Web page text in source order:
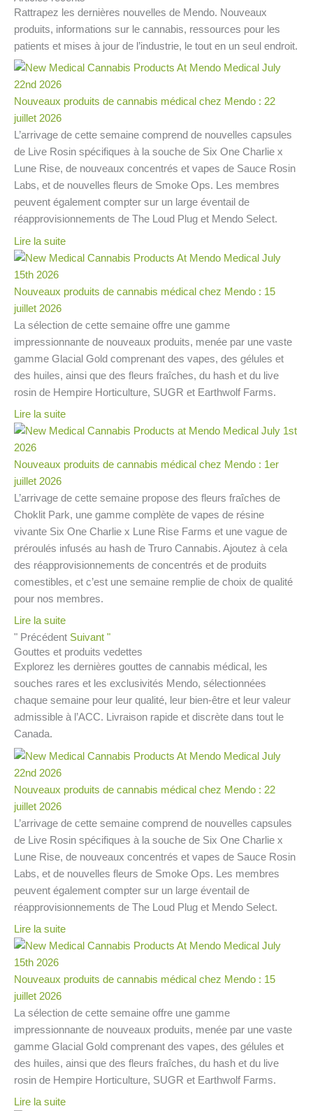
Rattrapez les dernières nouvelles de Mendo. Nouveaux
produits, informations sur le cannabis, ressources pour les
patients et mises à jour de l’industrie, le tout en un seul endroit.
Nouveaux produits de cannabis médical chez Mendo : 22
juillet 2026
L’arrivage de cette semaine comprend de nouvelles capsules
de Live Rosin spécifiques à la souche de Six One Charlie x
Lune Rise, de nouveaux concentrés et vapes de Sauce Rosin
Labs, et de nouvelles fleurs de Smoke Ops. Les membres
peuvent également compter sur un large éventail de
réapprovisionnements de The Loud Plug et Mendo Select.
Lire la suite
Nouveaux produits de cannabis médical chez Mendo : 15
juillet 2026
La sélection de cette semaine offre une gamme
impressionnante de nouveaux produits, menée par une vaste
gamme Glacial Gold comprenant des vapes, des gélules et
des huiles, ainsi que des fleurs fraîches, du hash et du live
rosin de Hempire Horticulture, SUGR et Earthwolf Farms.
Lire la suite
Nouveaux produits de cannabis médical chez Mendo : 1er
juillet 2026
L’arrivage de cette semaine propose des fleurs fraîches de
Choklit Park, une gamme complète de vapes de résine
vivante Six One Charlie x Lune Rise Farms et une vague de
préroulés infusés au hash de Truro Cannabis. Ajoutez à cela
des réapprovisionnements de concentrés et de produits
comestibles, et c’est une semaine remplie de choix de qualité
pour nos membres.
Lire la suite
" Précédent Suivant "
Gouttes et produits vedettes
Explorez les dernières gouttes de cannabis médical, les
souches rares et les exclusivités Mendo, sélectionnées
chaque semaine pour leur qualité, leur bien-être et leur valeur
admissible à l’ACC. Livraison rapide et discrète dans tout le
Canada.
Nouveaux produits de cannabis médical chez Mendo : 22
juillet 2026
L’arrivage de cette semaine comprend de nouvelles capsules
de Live Rosin spécifiques à la souche de Six One Charlie x
Lune Rise, de nouveaux concentrés et vapes de Sauce Rosin
Labs, et de nouvelles fleurs de Smoke Ops. Les membres
peuvent également compter sur un large éventail de
réapprovisionnements de The Loud Plug et Mendo Select.
Lire la suite
Nouveaux produits de cannabis médical chez Mendo : 15
juillet 2026
La sélection de cette semaine offre une gamme
impressionnante de nouveaux produits, menée par une vaste
gamme Glacial Gold comprenant des vapes, des gélules et
des huiles, ainsi que des fleurs fraîches, du hash et du live
rosin de Hempire Horticulture, SUGR et Earthwolf Farms.
Lire la suite